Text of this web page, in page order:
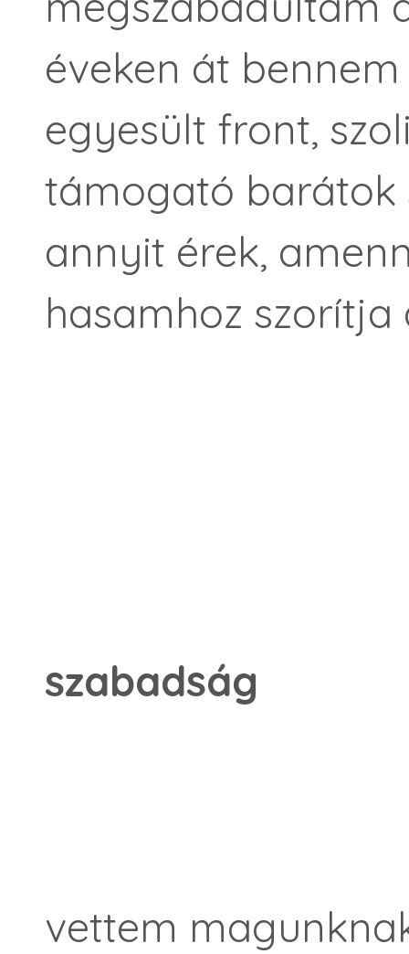
éveken át
egyesült front,
támogató barátok
annyit érek,
hasamhoz szorítja
szabadság
vettem